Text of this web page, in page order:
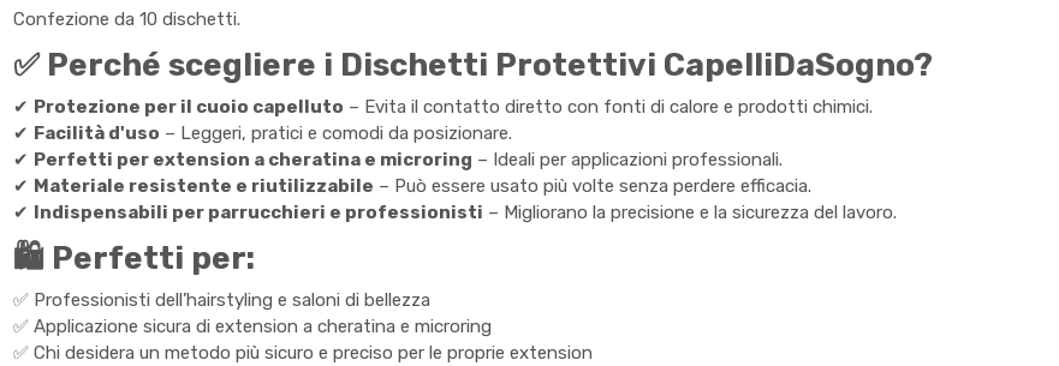
Confezione da 10 dischetti.
✅ Perché scegliere i Dischetti Protettivi CapelliDaSogno?
✔ Protezione per il cuoio capelluto – Evita il contatto diretto con fonti di calore e prodotti chimici.
✔ Facilità d'uso – Leggeri, pratici e comodi da posizionare.
✔ Perfetti per extension a cheratina e microring – Ideali per applicazioni professionali.
✔ Materiale resistente e riutilizzabile – Può essere usato più volte senza perdere efficacia.
✔ Indispensabili per parrucchieri e professionisti – Migliorano la precisione e la sicurezza del lavoro.
🛍 Perfetti per:
✅ Professionisti dell’hairstyling e saloni di bellezza
✅ Applicazione sicura di extension a cheratina e microring
✅ Chi desidera un metodo più sicuro e preciso per le proprie extension